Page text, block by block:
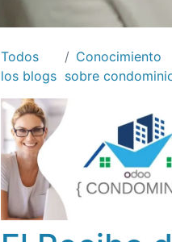
Todos
los blogs
Conocimiento
sobre